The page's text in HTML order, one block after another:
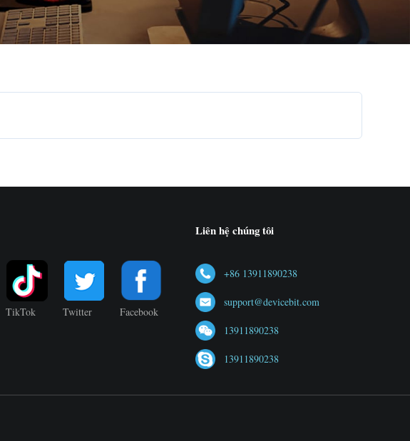
TikTok Twitter Facebook
Liên hệ chúng tôi
+86 13911890238
support@devicebit.com
13911890238
13911890238